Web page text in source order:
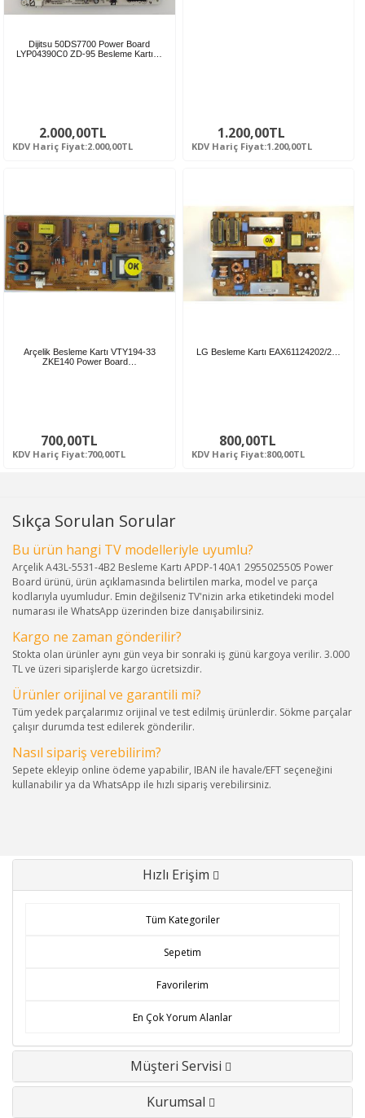
Dijitsu 50DS7700 Power Board
LYP04390C0 ZD-95 Besleme Kartı…
2.000,00TL
KDV Hariç Fiyat:2.000,00TL
1.200,00TL
KDV Hariç Fiyat:1.200,00TL
Arçelik Besleme Kartı VTY194-33
ZKE140 Power Board…
700,00TL
KDV Hariç Fiyat:700,00TL
LG Besleme Kartı EAX61124202/2…
800,00TL
KDV Hariç Fiyat:800,00TL
Sıkça Sorulan Sorular
Bu ürün hangi TV modelleriyle uyumlu?
Arçelik A43L-5531-4B2 Besleme Kartı APDP-140A1 2955025505 Power
Board ürünü, ürün açıklamasında belirtilen marka, model ve parça
kodlarıyla uyumludur. Emin değilseniz TV'nizin arka etiketindeki model
numarası ile WhatsApp üzerinden bize danışabilirsiniz.
Kargo ne zaman gönderilir?
Stokta olan ürünler aynı gün veya bir sonraki iş günü kargoya verilir. 3.000
TL ve üzeri siparişlerde kargo ücretsizdir.
Ürünler orijinal ve garantili mi?
Tüm yedek parçalarımız orijinal ve test edilmiş ürünlerdir. Sökme parçalar
çalışır durumda test edilerek gönderilir.
Nasıl sipariş verebilirim?
Sepete ekleyip online ödeme yapabilir, IBAN ile havale/EFT seçeneğini
kullanabilir ya da WhatsApp ile hızlı sipariş verebilirsiniz.
Hızlı Erişim
Tüm Kategoriler
Sepetim
Favorilerim
En Çok Yorum Alanlar
Müşteri Servisi
Kurumsal